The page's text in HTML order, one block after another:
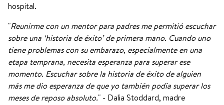
hospital.
"Reunirme con un mentor para padres me permitió escuchar
sobre una ‘historia de éxito’ de primera mano. Cuando uno
tiene problemas con su embarazo, especialmente en una
etapa temprana, necesita esperanza para superar ese
momento. Escuchar sobre la historia de éxito de alguien
más me dio esperanza de que yo también podía superar los
meses de reposo absoluto." - Dalia Stoddard, madre